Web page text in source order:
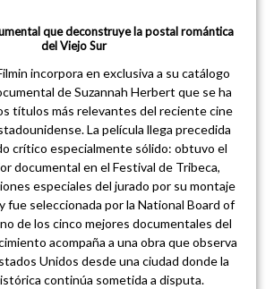
que deconstruye la postal romántica
del Viejo Sur
incorpora en exclusiva a su catálogo
de Suzannah Herbert que se ha
títulos más relevantes del reciente cine
La película llega precedida
crítico especialmente sólido: obtuvo el
documental en el Festival de Tribeca,
especiales del jurado por su montaje
fue seleccionada por la National Board of
de los cinco mejores documentales del
acompaña a una obra que observa
Unidos desde una ciudad donde la
continúa sometida a disputa.